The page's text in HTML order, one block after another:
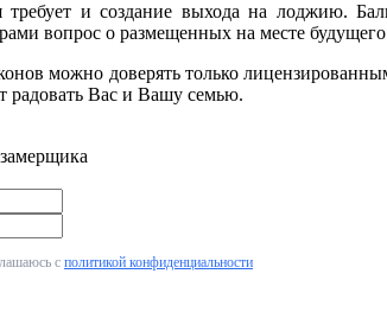
требует и создание выхода на лоджию.
вопрос о размещенных на месте
можно доверять только
радовать Вас и Вашу семью.
с политикой конфиденциальности